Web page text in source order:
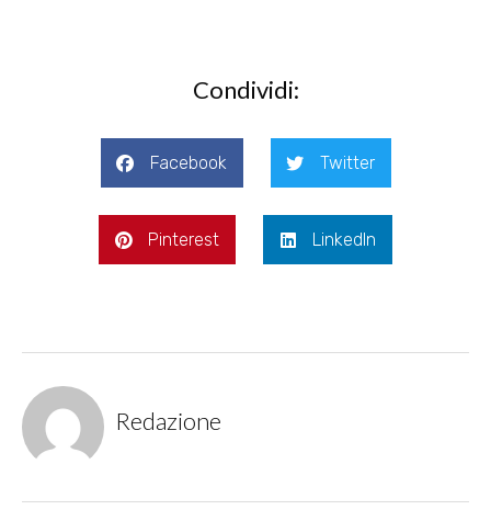
Condividi:
Facebook Twitter
Pinterest LinkedIn
Redazione